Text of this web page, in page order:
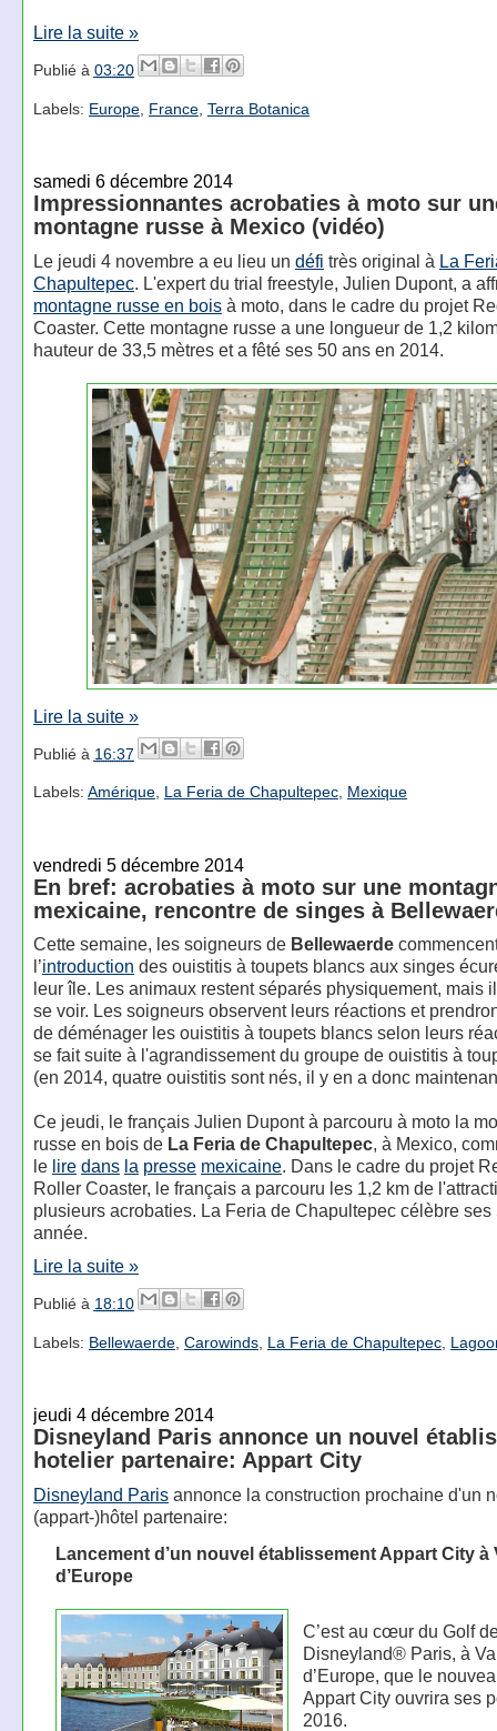
Lire la suite »
Publié à 03:20
Labels: Europe, France, Terra Botanica
samedi 6 décembre 2014
Impressionnantes acrobaties à moto sur
montagne russe à Mexico (vidéo)
Le jeudi 4 novembre a eu lieu un défi très original à La
Chapultepec. L'expert du trial freestyle, Julien Dupont, a
montagne russe en boisà moto, dans le cadre du projet
Coaster. Cette montagne russe a une longueur de 1,2
hauteur de 33,5 mètres et a fêté ses 50 ans en 2014.
Lire la suite »
Publié à 16:37
Labels: Amérique, La Feria de Chapultepec, Mexique
vendredi 5 décembre 2014
En bref: acrobaties à moto sur une
mexicaine, rencontre de singes à
Cette semaine, les soigneurs de Bellewaerde
l’introduction des ouistitis à toupets blancs aux singes
leur île. Les animaux restent séparés physiquement, mais
se voir. Les soigneurs observent leurs réactions et
de déménager les ouistitis à toupets blancs selon leurs
se fait suite à l'agrandissement du groupe de ouistitis à
(en 2014, quatre ouistitis sont nés, il y en a donc
Ce jeudi, le français Julien Dupont à parcouru à moto la
russe en bois de La Feria de Chapultepec, à Mexico,
le lire dans la presse mexicaine. Dans le cadre du projet
Roller Coaster, le français a parcouru les 1,2 km de
plusieurs acrobaties. La Feria de Chapultepec célèbre ses
année.
Lire la suite »
Publié à 18:10
Labels: Bellewaerde, Carowinds, La Feria de Chapultepec,
jeudi 4 décembre 2014
Disneyland Paris annonce un nouvel
hotelier partenaire: Appart City
Disneyland Parisannonce la construction prochaine d'un
(appart-)hôtel partenaire:
Lancement d’un nouvel établissement Appart City à
d’Europe
C’est au cœur du Golf
Disneyland® Paris, à
d’Europe, que le
Appart City ouvrira ses
2016.